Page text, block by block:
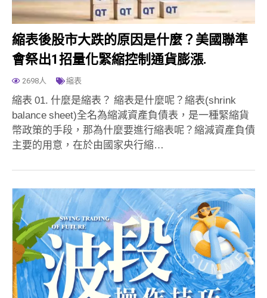
縮表後股市大跌的原因是什麼？美國聯準
會祭出1招量化緊縮控制通貨膨漲.
2698人 縮表
縮表 01. 什麼是縮表？ 縮表是什麼呢？縮表(shrink
balance sheet)全名為縮減資產負債表，是一種緊縮貨
幣政策的手段，那為什麼要進行縮表呢？縮減資產負債
主要的用意，在於由國家央行縮…